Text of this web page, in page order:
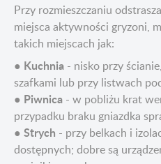
Przy rozmieszczaniu
miejsca aktywności gryzoni,
takich miejscach jak:
● Kuchnia - nisko przy
szafkami lub przy listwach
● Piwnica - w pobliżu krat
przypadku braku gniazdka
● Strych - przy belkach i
dostępnych; dobre są